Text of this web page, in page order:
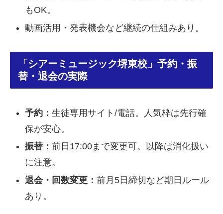
もOK。
動画活用・発表機会など継続の仕組みあり。
「シアーミュージック堺東校」予約・振
替・退会の実際
予約： 生徒専用サイト/電話。人気枠は先行確
保が安心。
振替： 前日17:00まで変更可。以降は消化扱い
に注意。
退会・回数変更： 前月5日締切など期日ルール
あり。